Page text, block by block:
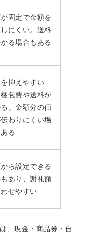
固定で金額を
にくい。送料
る場合もある
抑えやすい
包費や送料が
。金額分の価
わりにくい場
る
ら設定できる
あり、謝礼額
せやすい
、現金・商品券・自